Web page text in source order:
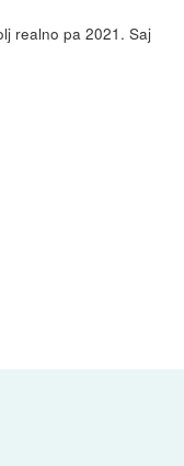
realno pa 2021. Saj